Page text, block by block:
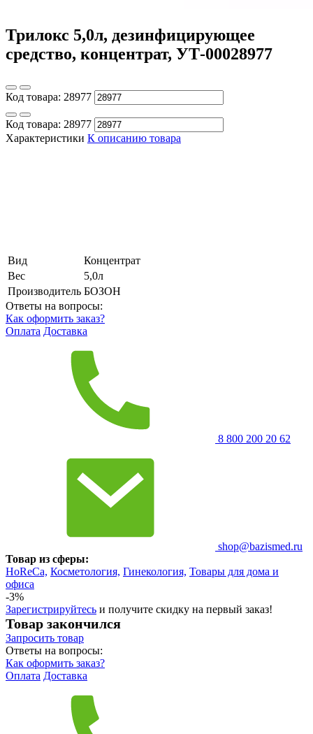
Трилокс 5,0л, дезинфицирующее
средство, концентрат, УТ-00028977
Код товара: 28977
Код товара: 28977
Характеристики К описанию товара
Вид
Концентрат
Вес
5,0л
Производитель БОЗОН
Ответы на вопросы:
Как оформить заказ?
Оплата Доставка
8 800 200 20 62
shop@bazismed.ru
Товар из сферы:
HoReCa, Косметология, Гинекология, Товары для дома и
офиса
-3%
Зарегистрируйтесь и получите скидку на первый заказ!
Товар закончился
Запросить товар
Ответы на вопросы:
Как оформить заказ?
Оплата Доставка